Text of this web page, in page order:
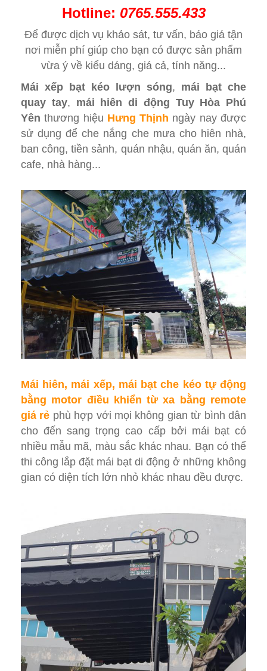
Hotline: 0765.555.433
Để được dịch vụ khảo sát, tư vấn, báo giá tận
nơi miễn phí giúp cho bạn có được sản phẩm
vừa ý về kiểu dáng, giá cả, tính năng...
Mái xếp bạt kéo lượn sóng, mái bạt che
quay tay, mái hiên di động Tuy Hòa Phú
Yên thương hiệu Hưng Thịnh ngày nay được
sử dụng để che nắng che mưa cho hiên nhà,
ban công, tiền sảnh, quán nhậu, quán ăn, quán
cafe, nhà hàng...
Mái hiên, mái xếp, mái bạt che kéo tự động
bằng motor điều khiển từ xa bằng remote
giá rẻ phù hợp với mọi không gian từ bình dân
cho đến sang trọng cao cấp bởi mái bạt có
nhiều mẫu mã, màu sắc khác nhau. Bạn có thể
thi công lắp đặt mái bạt di động ở những không
gian có diện tích lớn nhỏ khác nhau đều được.